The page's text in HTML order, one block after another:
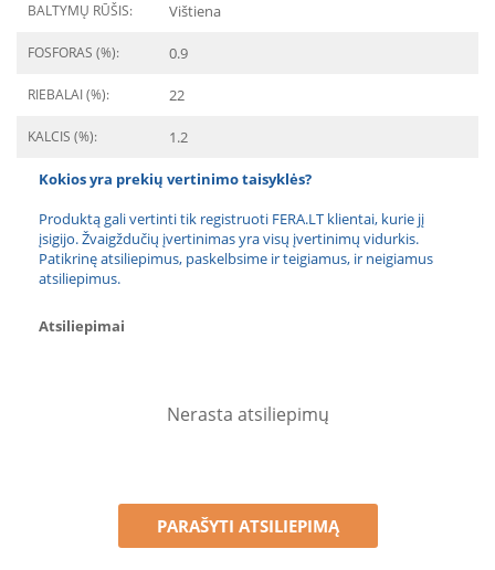
BALTYMŲ RŪŠIS: Vištiena
FOSFORAS (%): 0.9
RIEBALAI (%): 22
KALCIS (%): 1.2
Kokios yra prekių vertinimo taisyklės?
Produktą gali vertinti tik registruoti FERA.LT klientai, kurie jį
įsigijo. Žvaigždučių įvertinimas yra visų įvertinimų vidurkis.
Patikrinę atsiliepimus, paskelbsime ir teigiamus, ir neigiamus
atsiliepimus.
Atsiliepimai
Nerasta atsiliepimų
PARAŠYTI ATSILIEPIMĄ